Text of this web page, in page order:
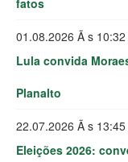
fatos
01.08.2026 Ã s 10:32
Lula convida
Planalto
22.07.2026 Ã s 13:45
Eleições 2026: